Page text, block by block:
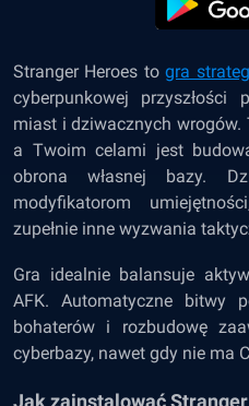
Stranger Heroes togra
cyberpunkowej przyszłości
miast i dziwacznych wrogów.
a Twoim celami jest
obrona własnej bazy.
modyfikatorom
zupełnie inne wyzwania
Gra idealnie balansuje
AFK. Automatyczne bitwy
bohaterów i rozbudowę
cyberbazy, nawet gdy nie ma
Jak zainstalować